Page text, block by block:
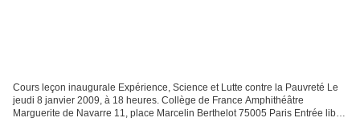
Cours leçon inaugurale Expérience, Science et Lutte contre la Pauvreté Le
jeudi 8 janvier 2009, à 18 heures. Collège de France Amphithéâtre
Marguerite de Navarre 11, place Marcelin Berthelot 75005 Paris Entrée libre